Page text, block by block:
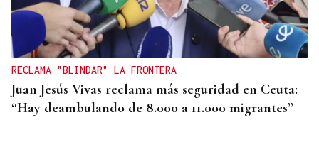
RECLAMA "BLINDAR" LA FRONTERA
Juan Jesús Vivas reclama más seguridad en Ceuta:
“Hay deambulando de 8.000 a 11.000 migrantes”